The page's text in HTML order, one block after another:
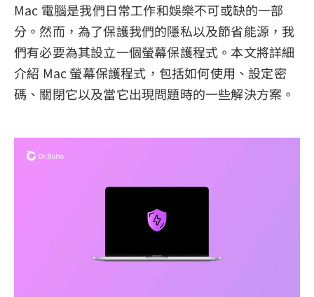
Mac 電腦是我們日常工作和娛樂不可或缺的一部
分。然而，為了保護我們的隱私以及節省能源，我
們有必要為其設立一個螢幕保護程式。本文將詳細
介紹 Mac 螢幕保護程式，包括如何使用、設定密
碼、關閉它以及當它出現問題時的一些解決方案。